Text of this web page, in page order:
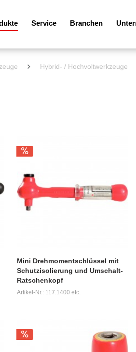
Service Branchen
Hybrid- / Hochvoltwerkzeuge
Mini Drehmomentschlüssel mit
Schutzisolierung und Umschalt-
Ratschenkopf
Artikel-Nr.: 117.1400 etc.